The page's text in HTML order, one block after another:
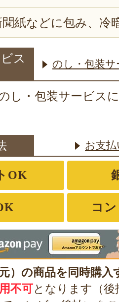
聞紙などに包み、冷
ス
のし・包装
し・包装サービス
お支
OK
コ
）の商品を同時購入
不可となります（